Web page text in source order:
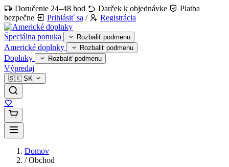
Doručenie 24–48 hod Darček k objednávke
Platba
bezpečne
Prihlásiť sa / Registrácia
Špeciálna ponuka Rozbaliť podmenu
Americké doplnky Rozbaliť podmenu
Doplnky Rozbaliť podmenu
Výpredaj
🇸🇰 SK
Domov
/ Obchod